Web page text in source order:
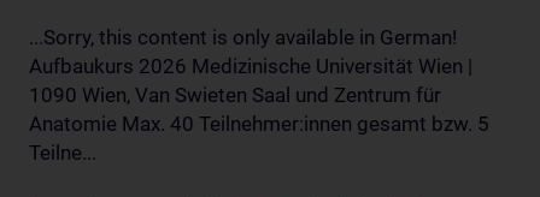
...Sorry, this content is only available in German!
Aufbaukurs 2026 Medizinische Universität Wien |
1090 Wien, Van Swieten Saal und Zentrum für
Anatomie Max. 40 Teilnehmer:innen gesamt bzw. 5
Teilne...